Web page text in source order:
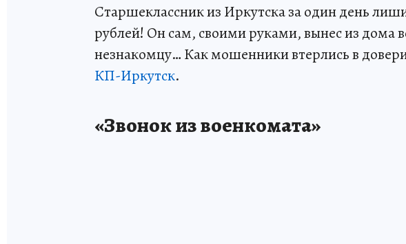
Старшеклассник из Иркутска за один день
рублей! Он сам, своими руками, вынес из дома
незнакомцу… Как мошенники втерлись в
КП-Иркутск.
«Звонок из военкомата»